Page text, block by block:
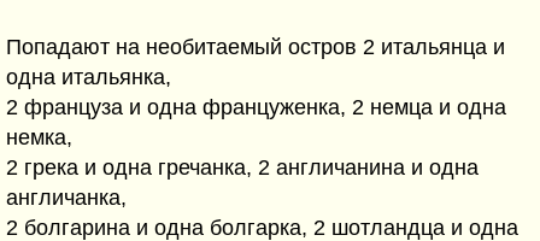
Попадают на необитаемый остров 2 итальянца и
одна итальянка,
2 француза и одна француженка, 2 немца и одна
немка,
2 грека и одна гречанка, 2 англичанина и одна
англичанка,
2 болгарина и одна болгарка, 2 шотландца и одна